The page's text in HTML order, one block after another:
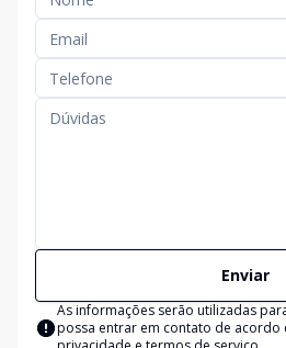
Enviar
As informações serão utilizadas
possa entrar em contato de acordo